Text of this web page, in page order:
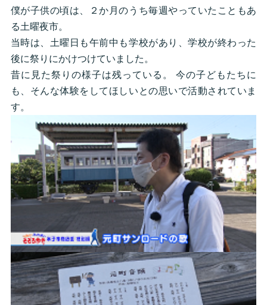
僕が子供の頃は、２か月のうち毎週やっていたこともあ
る土曜夜市。
当時は、土曜日も午前中も学校があり、学校が終わった
後に祭りにかけつけていました。
昔に見た祭りの様子は残っている。 今の子どもたちに
も、そんな体験をしてほしいとの思いで活動されていま
す。